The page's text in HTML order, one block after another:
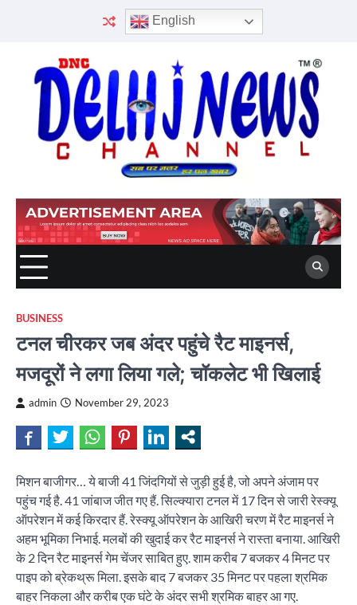
English
BUSINESS
टनल चीरकर जब अंदर पहुंचे रैट माइनर्स,
मजदूरों ने लगा लिया गले; चॉकलेट भी खिलाई
admin November 29, 2023
मिशन बाजीगर… ये बाजी 41 जिंदगियों से जुड़ी हुई है, जो अपने अंजाम पर
पहुंच गई है. 41 जांबाज जीत गए हैं. सिल्क्यारा टनल में 17 दिन से जारी रेस्क्यू
ऑपरेशन में कई किरदार हैं. रेस्क्यू ऑपरेशन के आखिरी चरण में रैट माइनर्स ने
अहम भूमिका निभाई. मलबों की खुदाई कर रैट माइनर्स ने रास्ता बनाया. आखिरी
के 2 दिन रैट माइनर्स गेम चेंजर साबित हुए. शाम करीब 7 बजकर 4 मिनट पर
पाइप को ब्रेकथ्रू मिला. इसके बाद 7 बजकर 35 मिनट पर पहला श्रमिक
बाहर निकला और करीब एक घंटे के अंदर सभी श्रमिक बाहर आ गए.